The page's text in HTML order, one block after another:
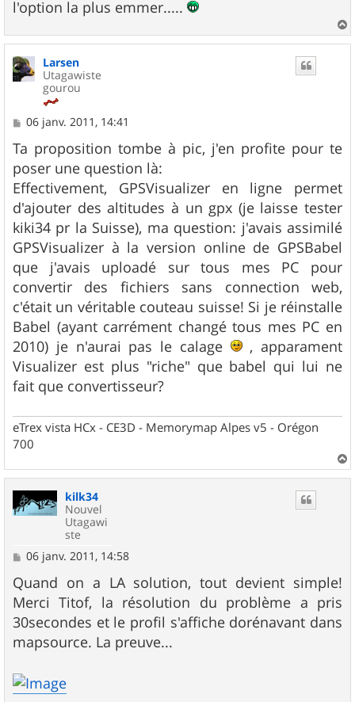
l'option la plus emmer.....
a
Larsen
Utagawiste
gourou
M
s
s
a
g
e
06 janv. 2011, 14:41
Ta proposition tombe à pic, j'en profite pour te
poser une question là:
Effectivement, GPSVisualizer en ligne permet
d'ajouter des altitudes à un gpx (je laisse tester
kiki34 pr la Suisse), ma question: j'avais assimilé
GPSVisualizer à la version online de GPSBabel
que j'avais uploadé sur tous mes PC pour
convertir des fichiers sans connection web,
c'était un véritable couteau suisse! Si je réinstalle
Babel (ayant carrément changé tous mes PC en
2010) je n'aurai pas le calage
, apparament
Visualizer est plus "riche" que babel qui lui ne
fait que convertisseur?
eTrex vista HCx - CE3D - Memorymap Alpes v5 - Orégon
700
a
kilk34
Nouvel
Utagawi
ste
M
s
s
a
g
e
06 janv. 2011, 14:58
Quand on a LA solution, tout devient simple!
Merci Titof, la résolution du problème a pris
30secondes et le profil s'affiche dorénavant dans
mapsource. La preuve...